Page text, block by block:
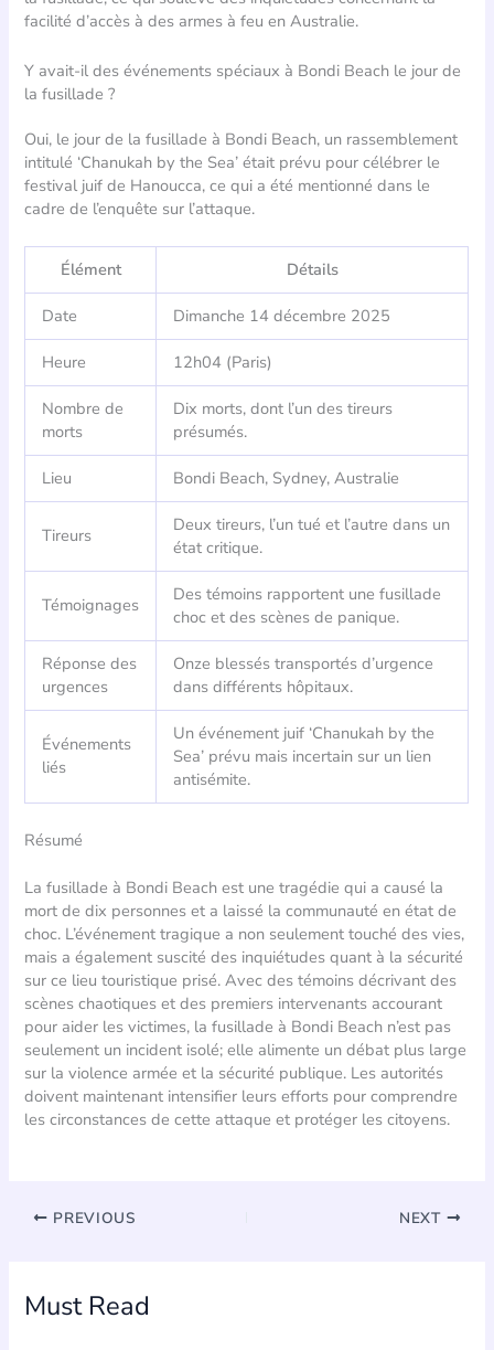
facilité d’accès à des armes à feu en Australie.
Y avait-il des événements spéciaux à Bondi Beach le jour de
la fusillade ?
Oui, le jour de la fusillade à Bondi Beach, un rassemblement
intitulé ‘Chanukah by the Sea’ était prévu pour célébrer le
festival juif de Hanoucca, ce qui a été mentionné dans le
cadre de l’enquête sur l’attaque.
Élément Détails
Date Dimanche 14 décembre 2025
Heure 12h04 (Paris)
Nombre de
morts
Dix morts, dont l’un des tireurs
présumés.
Lieu Bondi Beach, Sydney, Australie
Tireurs
Deux tireurs, l’un tué et l’autre dans un
état critique.
Témoignages
Des témoins rapportent une fusillade
choc et des scènes de panique.
Réponse des
urgences
Onze blessés transportés d’urgence
dans différents hôpitaux.
Événements
liés
Un événement juif ‘Chanukah by the
Sea’ prévu mais incertain sur un lien
antisémite.
Résumé
La fusillade à Bondi Beach est une tragédie qui a causé la
mort de dix personnes et a laissé la communauté en état de
choc. L’événement tragique a non seulement touché des vies,
mais a également suscité des inquiétudes quant à la sécurité
sur ce lieu touristique prisé. Avec des témoins décrivant des
scènes chaotiques et des premiers intervenants accourant
pour aider les victimes, la fusillade à Bondi Beach n’est pas
seulement un incident isolé; elle alimente un débat plus large
sur la violence armée et la sécurité publique. Les autorités
doivent maintenant intensifier leurs efforts pour comprendre
les circonstances de cette attaque et protéger les citoyens.
PREVIOUS NEXT
Must Read